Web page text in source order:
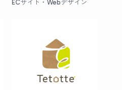
ECサイト・Webデザイン